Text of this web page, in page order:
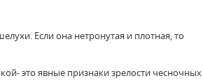
Если она нетронутая и плотная, то
это явные признаки зрелости чесночных